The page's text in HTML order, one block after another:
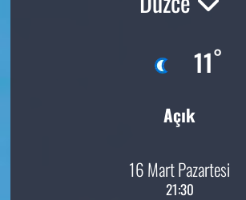
11°
Açık
16 Mart Pazartesi
21:30